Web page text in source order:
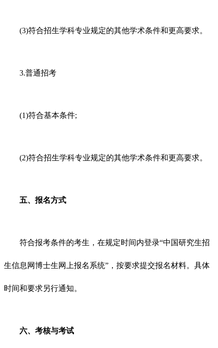
(3)符合招生学科专业规定的其他学术条件和更高要求。
3.普通招考
(1)符合基本条件;
(2)符合招生学科专业规定的其他学术条件和更高要求。
五、报名方式
符合报考条件的考生，在规定时间内登录“中国研究生招
生信息网博士生网上报名系统”，按要求提交报名材料。具体
时间和要求另行通知。
六、考核与考试